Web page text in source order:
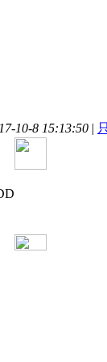
10-8 15:13:50 |